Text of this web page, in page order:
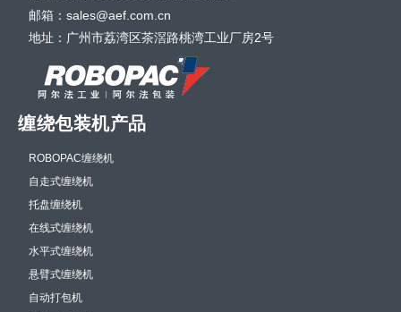
邮箱：sales@aef.com.cn
地址：广州市荔湾区茶滘路桃湾工业厂房2号
缠绕包装机产品
ROBOPAC缠绕机
自走式缠绕机
托盘缠绕机
在线式缠绕机
水平式缠绕机
悬臂式缠绕机
自动打包机